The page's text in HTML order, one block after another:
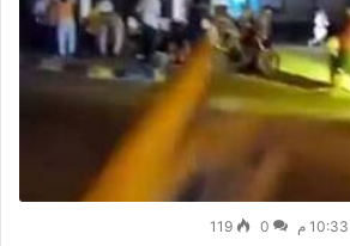
0
119